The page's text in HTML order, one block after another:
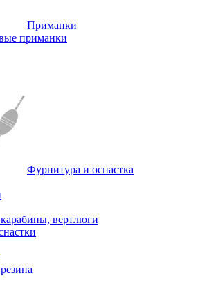
Приманки
приманки
Фурнитура и оснастка
вертлюги